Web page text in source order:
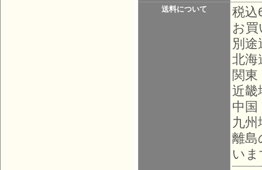
送料について
税込
お
別
北海
関東
近畿
中国
九州
離島
い